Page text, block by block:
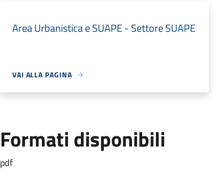
Area Urbanistica e SUAPE - Settore SUAPE
VAI ALLA PAGINA
Formati disponibili
pdf